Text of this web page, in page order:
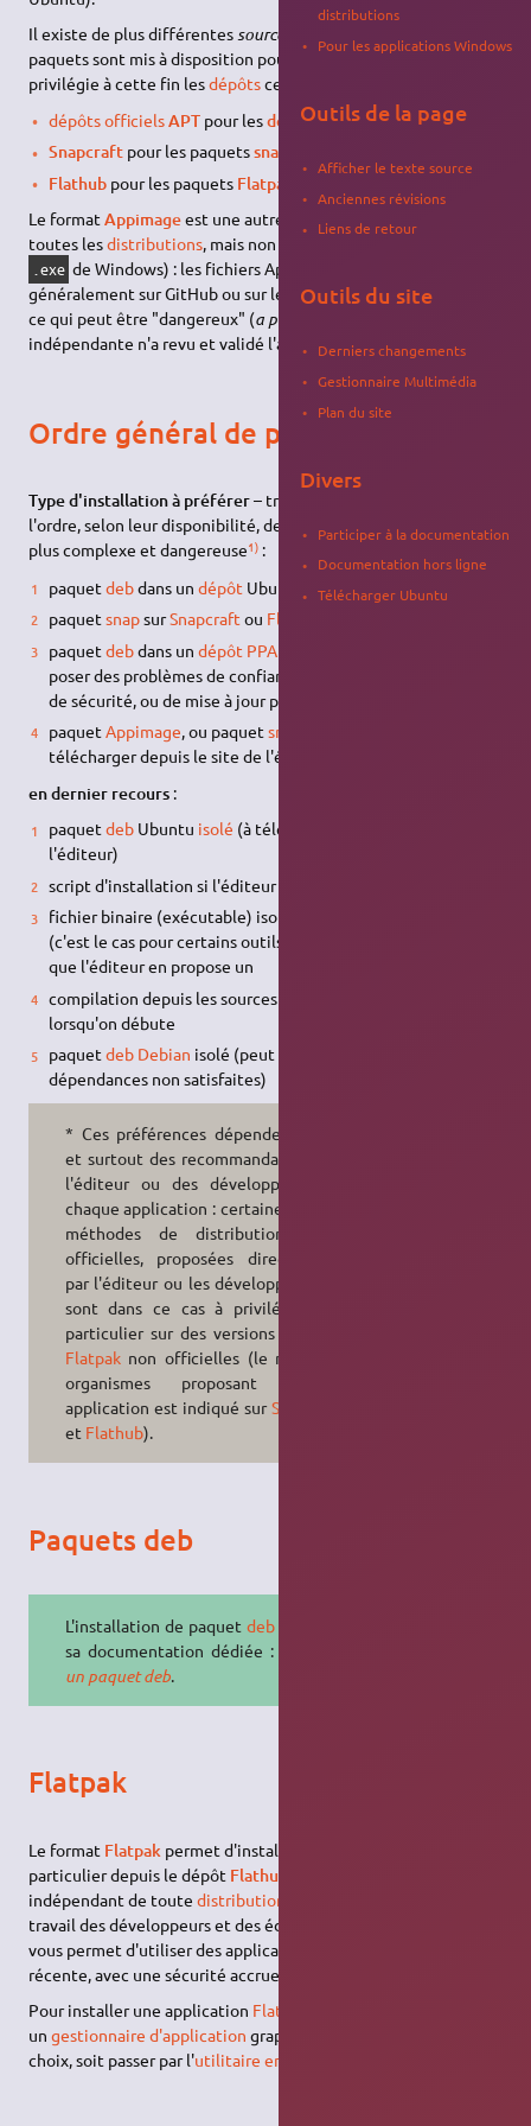
Il existe de plus différentessources
paquets sont mis à disposition pour être téléchargés. Linux
privilégie à cette fin lesdépôtscentralisés :
dépôts officielsAPTpour lesdeb
Snapcraftpour les paquetssnap
Flathubpour les paquets Flatpak
Le formatAppimageest une autre alternative, disponible sur
toutes lesdistributions, mais non centralisée (semblable au
.exe de Windows) : les fichiers Appimage se téléchargent
généralement sur GitHub ou sur les sites officiels des éditeurs,
ce qui peut être "dangereux" (a priori
indépendante n'a revu et validé l'application).
Ordre général de préférence
Type d'installation à préférer– très généralement *, dans
l'ordre, selon leur disponibilité, de la plus simple et sûre à la
plus complexe et dangereuse1) :
paquet debdans un dépôt Ubuntu officiel via
APT
paquet snapsurSnapcraft ou Flatpak
paquet debdans un dépôt PPAou dépôt tiers via
poser des problèmes de confiance, et multiplie les risques
de sécurité, ou de mise à jour problématique)
paquet Appimage, ou paquet snap
télécharger depuis le site de l'éditeur)
en dernier recours :
paquet debUbuntu isolé (à télécharger depuis le site de
l'éditeur)
script d'installation si l'éditeur en fournit un
fichier binaire (exécutable) isolé, si l'application le permet
(c'est le cas pour certains outils en
que l'éditeur en propose un
compilation depuis les sources : à éviter, en particulier
lorsqu'on débute
paquet deb Debian isolé (peut poser des problèmes de
dépendances non satisfaites)
* Ces préférences dépendent aussi
et surtout des recommandations de
l'éditeur ou des développeurs de
chaque application : certaines de ces
méthodes de distributions sont
officielles, proposées directement
par l'éditeur ou les développeurs, et
sont dans ce cas à privilégier, en
particulier sur des versions
Flatpaknon officielles (le nom des
organismes proposant chaque
application est indiqué surSnapcraft
et Flathub).
Paquets deb
L'installation de paquetdeb
sa documentation dédiée :
un paquet deb.
Flatpak
Le format Flatpak permet d'installer des applications, en
particulier depuis le dépôt Flathub
indépendant de toutedistribution
travail des développeurs et des éditeurs pour la distribution, et
vous permet d'utiliser des applications dont la version est très
récente, avec une sécurité accrue.
Pour installer une application Flatpak
ungestionnaire d'application graphique (ou
choix, soit passer par l'utilitaire en ligne de commande
distributions
Pour les applications Windows
Outils de la page
Afficher le texte source
Anciennes révisions
Liens de retour
Outils du site
Derniers changements
Gestionnaire Multimédia
Plan du site
Divers
Participer à la documentation
Documentation hors ligne
Télécharger Ubuntu